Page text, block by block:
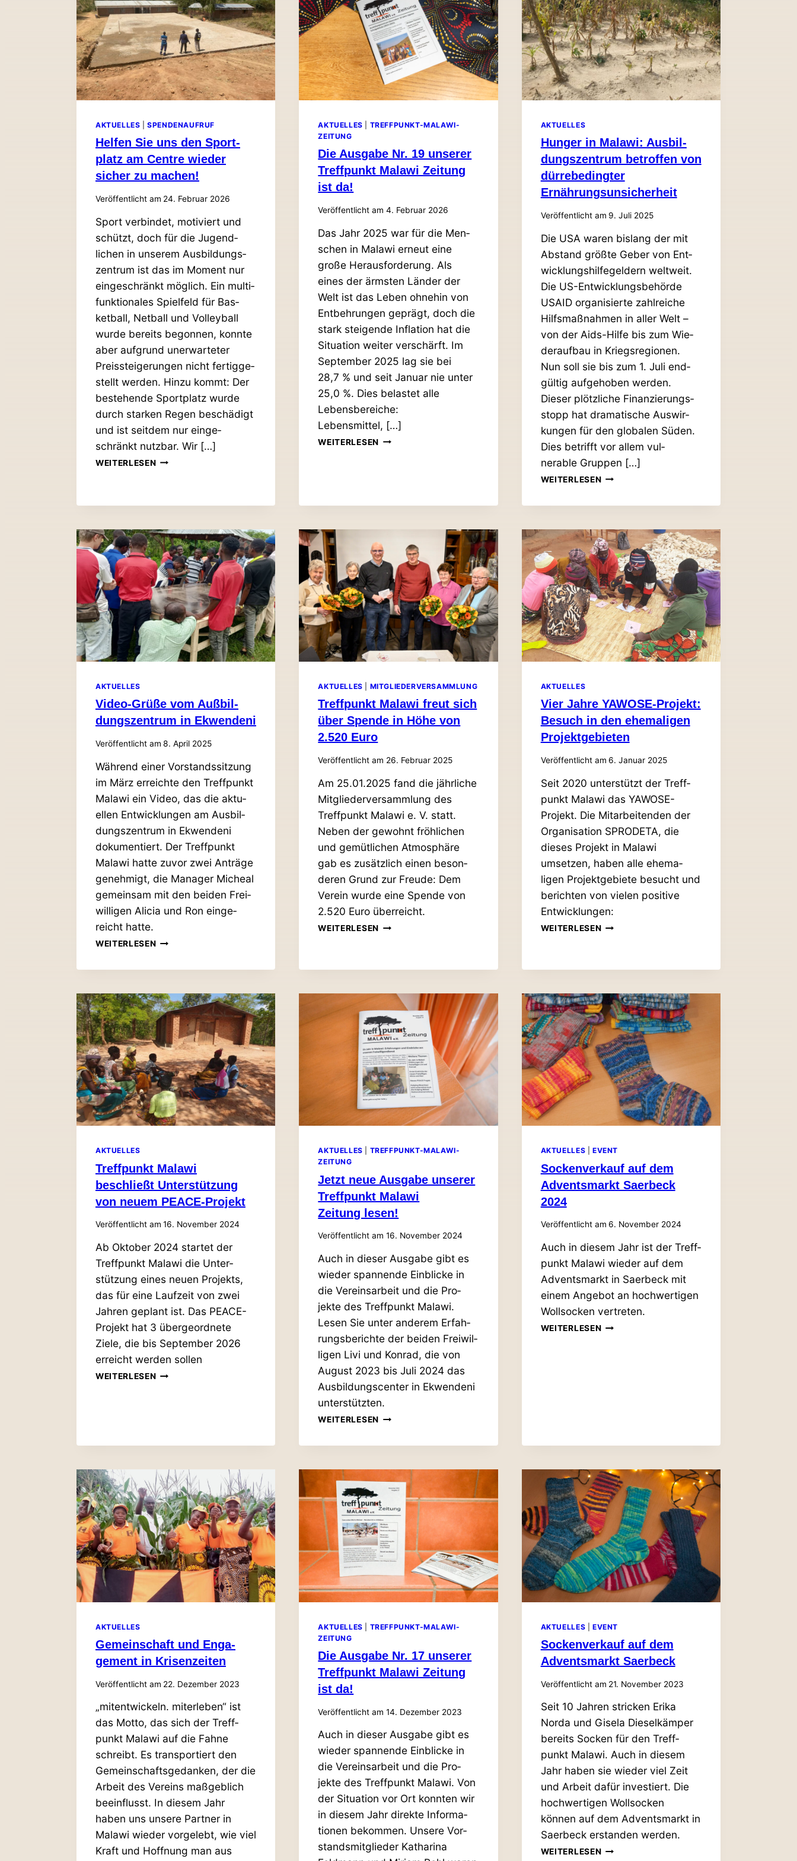
AKTUELLES |SPENDENAUFRUF
Helfen Sie uns den Sport­
platz am Centre wieder
sicher zu machen!
Veröffentlicht am 24. Februar 2026
Sport ver­bindet, moti­viert und
schützt, doch für die Jugend­
lichen in unserem Aus­bil­dungs­
zentrum ist das im Moment nur
ein­ge­schränkt möglich. Ein mul­ti­
funk­tio­nales Spielfeld für Bas­
ketball, Netball und Vol­leyball
wurde bereits begonnen, konnte
aber auf­grund uner­war­teter
Preis­stei­ge­rungen nicht fer­tig­ge­
stellt werden. Hinzu kommt: Der
bestehende Sport­platz wurde
durch starken Regen beschädigt
und ist seitdem nur ein­ge­
schränkt nutzbar. Wir […]
WEITERLESENHELFEN
AM
CENTRE
WIEDER
SICHER
ZU MACHEN!
AKTUELLES
TREFFPUNKT-MALAWI-
ZEITUNG
Die Ausgabe Nr. 19 unserer
Treff­punkt Malawi Zeitung
ist da!
Veröffentlicht am 4. Februar 2026
Das Jahr 2025 war für die Men­
schen in Malawi erneut eine
große Her­aus­for­derung. Als
eines der ärmsten Länder der
Welt ist das Leben ohnehin von
Ent­beh­rungen geprägt, doch die
stark stei­gende Inflation hat die
Situation weiter ver­schärft. Im
Sep­tember 2025 lag sie bei
28,7 % und seit Januar nie unter
25,0 %. Dies belastet alle
Lebens­be­reiche:
Lebensmittel, […]
WEITERLESENDIE
TREFF­
ZEITUNG
IST DA!
AKTUELLES
Hunger in Malawi: Aus­bil­
dungs­zentrum betroffen von
dür­re­be­dingter
Ernährungsunsicherheit
Veröffentlicht am 9. Juli 2025
Die USA waren bislang der mit
Abstand größte Geber von Ent­
wick­lungs­hil­fe­geldern weltweit.
Die US-Ent­­wick­­lungs­­­be­hörde
USAIDorga­ni­sierte zahl­reiche
Hilfs­maß­nahmen in aller Welt –
von der Aids-Hilfe bis zum Wie­
der­aufbau in Kriegs­re­gionen.
Nun soll sie bis zum 1. Juli end­
gültig auf­ge­hoben werden.
Dieser plötz­liche Finan­zie­rungs­
stopp hat dra­ma­tische Aus­wir­
kungen für den glo­balen Süden.
Dies betrifft vor allem vul­
nerable Gruppen […]
WEITERLESENHUNGER
BIL­
DUNGS­
ZENTRUM
BETROFFEN
VON
DÜR­
RE­
BE­
DINGTER
ERNÄHRUNGSUNSICHERHEIT
AKTUELLES
Video-Grüße vom Auß­bil­
dungs­zentrum in Ekwendeni
Veröffentlicht am 8. April 2025
Während einer Vor­stands­sitzung
im März erreichte den Treff­punkt
Malawi ein Video, das die aktu­
ellen Ent­wick­lungen am Aus­bil­
dungs­zentrum in Ekwendeni
doku­men­tiert. Der Treff­punkt
Malawi hatte zuvor zwei Anträge
genehmigt, die Manager Micheal
gemeinsam mit den beiden Frei­
wil­ligen Alicia und Ron ein­ge­
reicht hatte.
WEITERLESENVIDEO-
L­DU
NGS­ZE
NTRUM IN
EKWENDENI
AKTUELLES MITGLIEDERVERSAMMLUNG
Treff­punkt Malawi freut sich
über Spende in Höhe von
2.520 Euro
Veröffentlicht am 26. Februar 2025
Am 25.01.2025 fand die jähr­liche
Mit­glie­der­ver­sammlung des
Treff­punkt Malawi e. V. statt.
Neben der gewohnt fröh­lichen
und gemüt­lichen Atmo­sphäre
gab es zusätzlich einen beson­
deren Grund zur Freude: Dem
Verein wurde eine Spende von
2.520 Euro überreicht.
WEITERLESENTREFF­
SPENDE
IN
HÖHE
VON
2.520 EURO
AKTUELLES
Vier Jahre YAWOSE-Projekt:
Besuch in den ehe­ma­ligen
Projektgebieten
Veröffentlicht am 6. Januar 2025
Seit 2020 unter­stützt der Treff­
punkt Malawi das YAWOSE-
Projekt. Die Mit­ar­bei­tenden der
Orga­ni­sation SPRODETA, die
dieses Projekt in Malawi
umsetzen, haben alle ehe­ma­
ligen Pro­jekt­ge­biete besucht und
berichten von vielen positive
Entwicklungen:
WEITERLESENVIER
DEN
EHE­
MA­
LIGEN
PROJEKTGEBIETEN
AKTUELLES
Treff­punkt Malawi
beschließt Unter­stützung
von neuem PEACE-Projekt
Veröffentlicht am 16. November 2024
Ab Oktober 2024 startet der
Treff­punkt Malawi die Unter­
stützung eines neuen Pro­jekts,
das für eine Laufzeit von zwei
Jahren geplant ist. Das PEACE-
Projekt hat 3 über­ge­ordnete
Ziele, die bis Sep­tember 2026
erreicht werden sollen
WEITERLESENTREFF­
EACE-P
ROJEKT
AKTUELLES
TREFFPUNKT-MALAWI-
ZEITUNG
Jetzt neue Ausgabe unserer
Treff­punkt Malawi
Zeitung lesen!
Veröffentlicht am 16. November 2024
Auch in dieser Ausgabe gibt es
wieder span­nende Ein­blicke in
die Ver­eins­arbeit und die Pro­
jekte des Treff­punkt Malawi.
Lesen Sie unter anderem Erfah­
rungs­be­richte der beiden Frei­wil­
ligen Livi und Konrad, die von
August 2023 bis Juli 2024 das
Aus­bil­dungs­center in Ekwendeni
unterstützten.
WEITERLESENJETZT
TREFF­
PUNKT
MALAWI
ZEITUNG LESEN!
AKTUELLES EVENT
Socken­verkauf auf dem
Advents­markt Saerbeck
2024
Veröffentlicht am 6. November 2024
Auch in diesem Jahr ist der Treff­
punkt Malawi wieder auf dem
Advents­markt in Saerbeck mit
einem Angebot an hoch­wer­tigen
Woll­socken vertreten.
WEITERLESENSOCKEN­
AKTUELLES
Gemein­schaft und Enga­
gement in Krisenzeiten
Veröffentlicht am 22. Dezember 2023
„mit­ent­wi­ckeln. mit­er­leben“ ist
das Motto, das sich der Treff­
punkt Malawi auf die Fahne
schreibt. Es trans­por­tiert den
Gemein­schafts­ge­danken, der die
Arbeit des Vereins maß­geblich
beein­flusst. In diesem Jahr
haben uns unsere Partner in
Malawi wieder vor­gelebt, wie viel
Kraft und Hoffnung man aus
AKTUELLES
TREFFPUNKT-MALAWI-
ZEITUNG
Die Ausgabe Nr. 17 unserer
Treff­punkt Malawi Zeitung
ist da!
Veröffentlicht am 14. Dezember 2023
Auch in dieser Ausgabe gibt es
wieder span­nende Ein­blicke in
die Ver­eins­arbeit und die Pro­
jekte des Treff­punkt Malawi. Von
der Situation vor Ort konnten wir
in diesem Jahr direkte Infor­ma­
tionen bekommen. Unsere Vor­
stands­mit­glieder Katharina
AKTUELLES EVENT
Socken­verkauf auf dem
Advents­markt Saerbeck
Veröffentlicht am 21. November 2023
Seit 10 Jahren stricken Erika
Norda und Gisela Die­sel­kämper
bereits Socken für den Treff­
punkt Malawi. Auch in diesem
Jahr haben sie wieder viel Zeit
und Arbeit dafür inves­tiert. Die
hoch­wer­tigen Woll­socken
können auf dem Advents­markt in
Saerbeck erstanden werden.
WEITERLESENSOCKEN­